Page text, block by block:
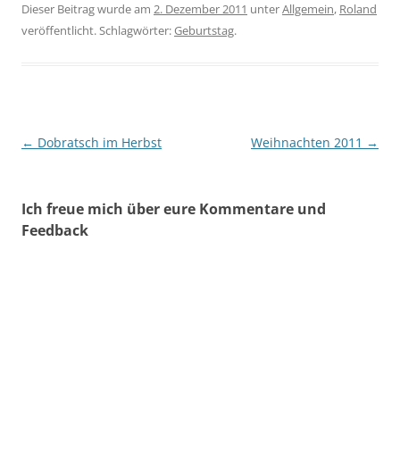
Dieser Beitrag wurde am 2. Dezember 2011 unterAllgemein, Roland
veröffentlicht. Schlagwörter:Geburtstag.
Beitragsnavigation
← Dobratsch im Herbst Weihnachten 2011 →
Ich freue mich über eure Kommentare und
Feedback